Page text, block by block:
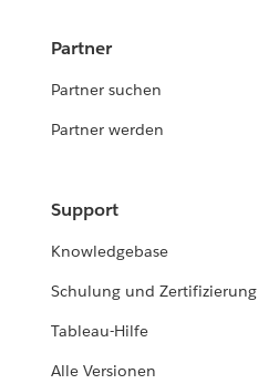
Partner
Partner suchen
Partner werden
Support
Knowledgebase
Schulung und Zertifizierung
Tableau-Hilfe
Alle Versionen